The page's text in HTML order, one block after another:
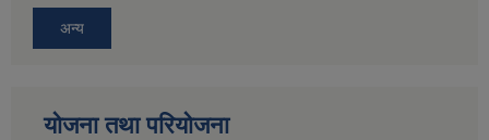
अन्य
योजना तथा परियोजना